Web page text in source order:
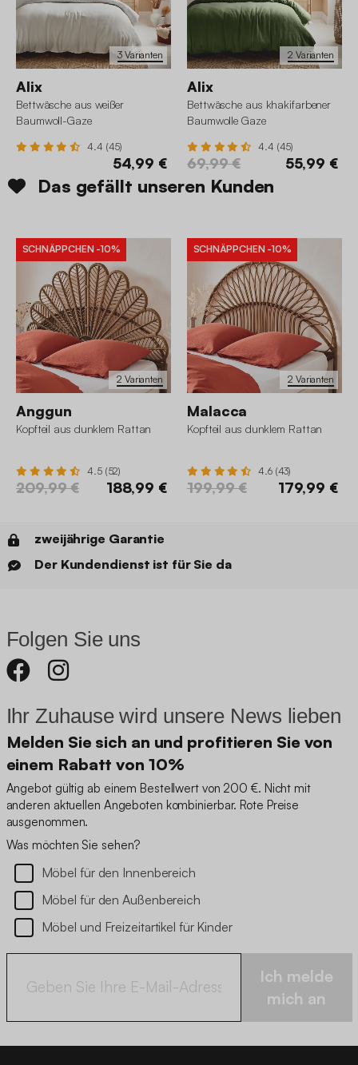
3 Varianten
Alix
Bettwäsche aus weißer
Baumwoll-Gaze
4.4 (45)
54,99 €
2 Varianten
Alix
Bettwäsche aus khakifarbener
Baumwolle Gaze
4.4 (45)
69,99 € 55,99 €
Das gefällt unseren Kunden
2 Varianten
SCHNÄPPCHEN -10%
Anggun
Kopfteil aus dunklem Rattan
4.5 (52)
209,99 € 188,99 €
2 Varianten
SCHNÄPPCHEN -10%
Malacca
Kopfteil aus dunklem Rattan
4.6 (43)
199,99 € 179,99 €
zweijährige Garantie
Der Kundendienst ist für Sie da
Folgen Sie uns
Ihr Zuhause wird unsere News lieben
Melden Sie sich an und profitieren Sie von
einem Rabatt von 10%
Angebot gültig ab einem Bestellwert von 200 €. Nicht mit
anderen aktuellen Angeboten kombinierbar. Rote Preise
ausgenommen.
Was möchten Sie sehen?
Möbel für den Innenbereich
Möbel für den Außenbereich
Möbel und Freizeitartikel für Kinder
Ich melde
mich an